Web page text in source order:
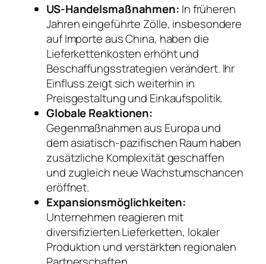
US-Handelsmaßnahmen: In früheren
Jahren eingeführte Zölle, insbesondere
auf Importe aus China, haben die
Lieferkettenkosten erhöht und
Beschaffungsstrategien verändert. Ihr
Einfluss zeigt sich weiterhin in
Preisgestaltung und Einkaufspolitik.
Globale Reaktionen:
Gegenmaßnahmen aus Europa und
dem asiatisch-pazifischen Raum haben
zusätzliche Komplexität geschaffen
und zugleich neue Wachstumschancen
eröffnet.
Expansionsmöglichkeiten:
Unternehmen reagieren mit
diversifizierten Lieferketten, lokaler
Produktion und verstärkten regionalen